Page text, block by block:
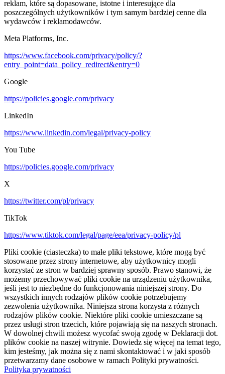
reklam, które są dopasowane, istotne i interesujące dla
poszczególnych użytkowników i tym samym bardziej cenne dla
wydawców i reklamodawców.
Meta Platforms, Inc.
https://www.facebook.com/privacy/policy/?
entry_point=data_policy_redirect&entry=0
Google
https://policies.google.com/privacy
LinkedIn
https://www.linkedin.com/legal/privacy-policy
You Tube
https://policies.google.com/privacy
X
https://twitter.com/pl/privacy
TikTok
https://www.tiktok.com/legal/page/eea/privacy-policy/pl
Pliki cookie (ciasteczka) to małe pliki tekstowe, które mogą być
stosowane przez strony internetowe, aby użytkownicy mogli
korzystać ze stron w bardziej sprawny sposób. Prawo stanowi, że
możemy przechowywać pliki cookie na urządzeniu użytkownika,
jeśli jest to niezbędne do funkcjonowania niniejszej strony. Do
wszystkich innych rodzajów plików cookie potrzebujemy
zezwolenia użytkownika. Niniejsza strona korzysta z różnych
rodzajów plików cookie. Niektóre pliki cookie umieszczane są
przez usługi stron trzecich, które pojawiają się na naszych stronach.
W dowolnej chwili możesz wycofać swoją zgodę w Deklaracji dot.
plików cookie na naszej witrynie. Dowiedz się więcej na temat tego,
kim jesteśmy, jak można się z nami skontaktować i w jaki sposób
przetwarzamy dane osobowe w ramach Polityki prywatności.
Polityka prywatności